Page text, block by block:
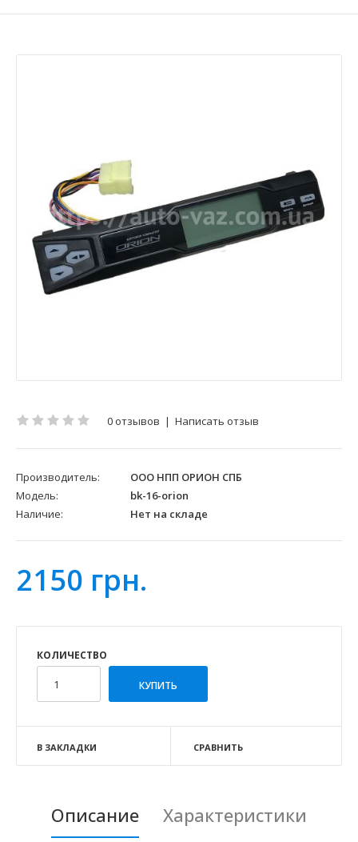
0 отзывов | Написать отзыв
Производитель:
ООО НПП ОРИОН СПБ
Модель:
bk-16-orion
Наличие:
Нет на складе
2150 грн.
КОЛИЧЕСТВО
В ЗАКЛАДКИ СРАВНИТЬ
Описание
Характеристики